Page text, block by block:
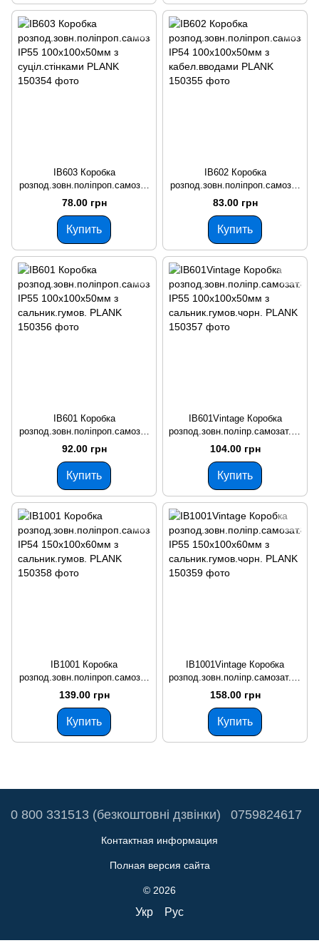
IB603 Коробка
розпод.зовн.поліпроп.самозат
ух.850°С IP55 100х100х50мм з
суціл.стінками PLANK
78.00 грн
Купить
IB602 Коробка
розпод.зовн.поліпроп.самозат
ух.850°С IP54 100х100х50мм з
кабел.вводами PLANK
83.00 грн
Купить
IB601 Коробка
розпод.зовн.поліпроп.самозат
ух.850°С IP55 100х100х50мм з
сальник.гумов. PLANK
92.00 грн
Купить
IB601Vintage Коробка
розпод.зовн.поліпр.самозат.85
0°С IP55 100х100х50мм з
сальник.гумов.чорн. PLANK
104.00 грн
Купить
IB1001 Коробка
розпод.зовн.поліпроп.самозат
ух.850°С IP54 150х100х60мм з
сальник.гумов. PLANK
139.00 грн
Купить
IB1001Vintage Коробка
розпод.зовн.поліпр.самозат.85
0°С IP55 150х100х60мм з
сальник.гумов.чорн. PLANK
158.00 грн
Купить
0 800 331513 (безкоштовні дзвінки) 0759824617
Контактная информация
Полная версия сайта
© 2026
Укр Рус